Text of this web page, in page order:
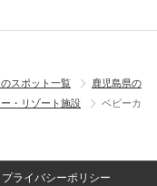
スポット一覧
鹿児島県の
・リゾート施設
ベビーカ
プライバシーポリシー